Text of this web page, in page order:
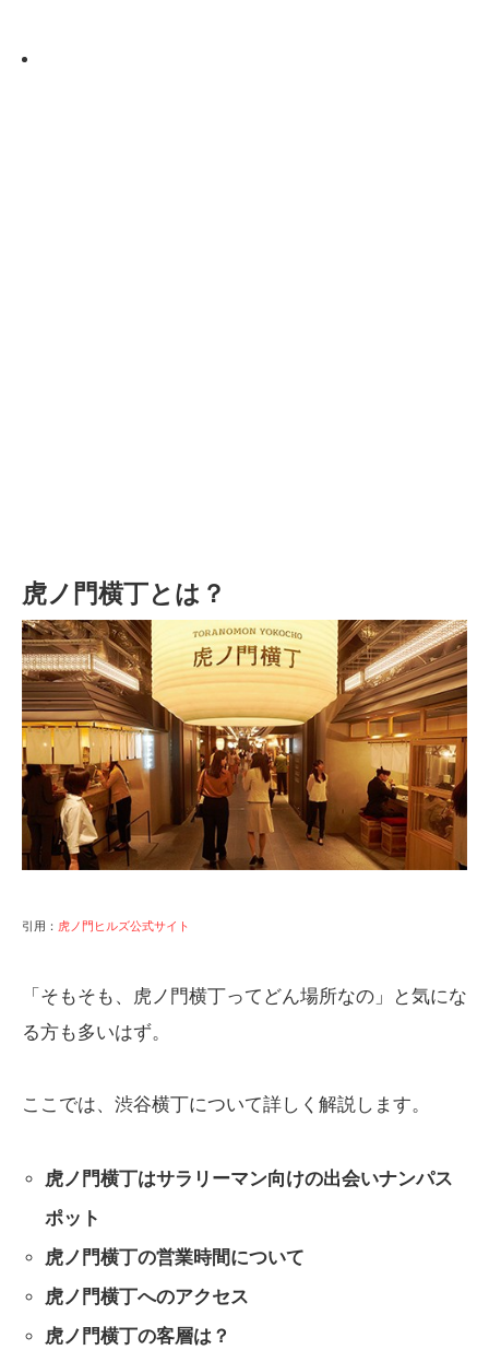
虎ノ門横丁とは？
引用： 虎ノ門ヒルズ公式サイト
「そもそも、虎ノ門横丁ってどん場所なの」と気にな
る方も多いはず。
ここでは、渋谷横丁について詳しく解説します。
虎ノ門横丁はサラリーマン向けの出会いナンパス
ポット
虎ノ門横丁の営業時間について
虎ノ門横丁へのアクセス
虎ノ門横丁の客層は？